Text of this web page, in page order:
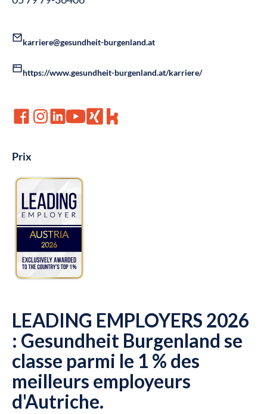
karriere@gesundheit-burgenland.at
https://www.gesundheit-burgenland.at/karriere/
Prix
LEADING EMPLOYERS 2026
: Gesundheit Burgenland se
classe parmi le 1 % des
meilleurs employeurs
d'Autriche.